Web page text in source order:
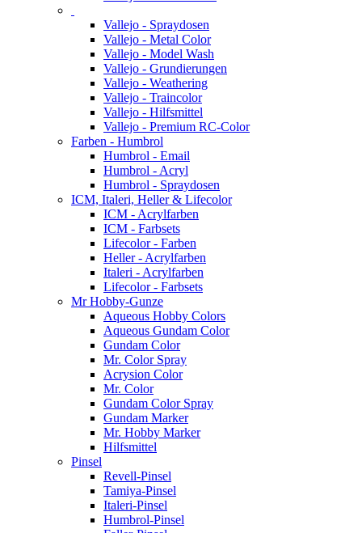
Vallejo - Spraydosen
Vallejo - Metal Color
Vallejo - Model Wash
Vallejo - Grundierungen
Vallejo - Weathering
Vallejo - Traincolor
Vallejo - Hilfsmittel
Vallejo - Premium RC-Color
Farben - Humbrol
Humbrol - Email
Humbrol - Acryl
Humbrol - Spraydosen
ICM, Italeri, Heller & Lifecolor
ICM - Acrylfarben
ICM - Farbsets
Lifecolor - Farben
Heller - Acrylfarben
Italeri - Acrylfarben
Lifecolor - Farbsets
Mr Hobby-Gunze
Aqueous Hobby Colors
Aqueous Gundam Color
Gundam Color
Mr. Color Spray
Acrysion Color
Mr. Color
Gundam Color Spray
Gundam Marker
Mr. Hobby Marker
Hilfsmittel
Pinsel
Revell-Pinsel
Tamiya-Pinsel
Italeri-Pinsel
Humbrol-Pinsel